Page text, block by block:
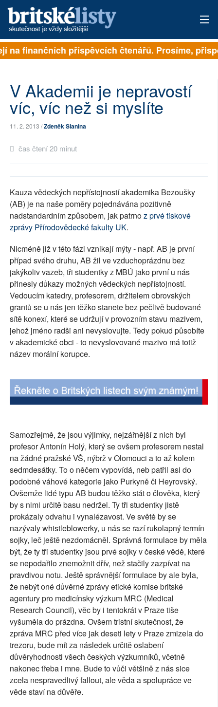
PŘIHLÁSIT
ARCHIV
ROZHOVORY
PŘÍSPĚVKY NA PROVOZ
SOCIÁLNÍ SÍTĚ
RUBRIKY
PLNÁ VERZE STRÁNEK
finančních příspěvcích čtenářů. Prosíme,
V Akademii je nepravostí
víc, víc než si myslíte
11. 2. 2013 /Zdeněk Slanina
čas čtení 20 minut
Kauza vědeckých nepřístojností akademika Bezoušky
(AB) je na naše poměry pojednávána pozitivně
nadstandardním způsobem, jak patrnoz prvé tiskové
zprávy Přírodovědecké fakulty UK.
Nicméně již v této fázi vznikají mýty - např. AB je první
případ svého druhu, AB žil ve vzduchoprázdnu bez
jakýkoliv vazeb, tři studentky z MBÚ jako první u nás
přinesly důkazy možných vědeckých nepřístojností.
Vedoucím katedry, profesorem, držitelem obrovských
grantů se u nás jen těžko stanete bez pečlivě budované
sítě konexí, které se udržují v provozním stavu mazivem,
jehož jméno radši ani nevyslovujte. Tedy pokud působíte
v akademické obci - to nevyslovované mazivo má totiž
název morální korupce.
Samozřejmě, že jsou výjimky, nejzářnější z nich byl
profesor Antonín Holý, který se ovšem profesorem nestal
na žádné pražské VŠ, nýbrž v Olomouci a to až kolem
sedmdesátky. To o něčem vypovídá, neb patřil asi do
podobné váhové kategorie jako Purkyně či Heyrovský.
Ovšemže lidé typu AB budou těžko stát o člověka, který
by s nimi určitě basu nedržel. Ty tři studentky jistě
prokázaly odvahu i vynalézavost. Ve světě by se
nazývaly whistleblowerky, u nás se razí rukolapný termín
sojky, leč ještě nezdomácněl. Správná formulace by měla
být, že ty tři studentky jsou prvé sojky v české vědě, které
se nepodařilo znemožnit dřív, než stačily zazpívat na
pravdivou notu. Ještě správnější formulace by ale byla,
že nebýt oné důvěrné zprávy etické komise britské
agentury pro medicínsky výzkum MRC (Medical
Research Council), věc by i tentokrát v Praze tiše
vyšuměla do prázdna. Ovšem tristní skutečnost, že
zpráva MRC před více jak deseti lety v Praze zmizela do
trezoru, bude mít za následek určitě oslabení
důvěryhodnosti všech českých výzkumníků, včetně
nakonec třeba i mne. Bude to vůči většině z nás sice
zcela nespravedlivý fallout, ale věda a spolupráce ve
věde staví na důvěře.